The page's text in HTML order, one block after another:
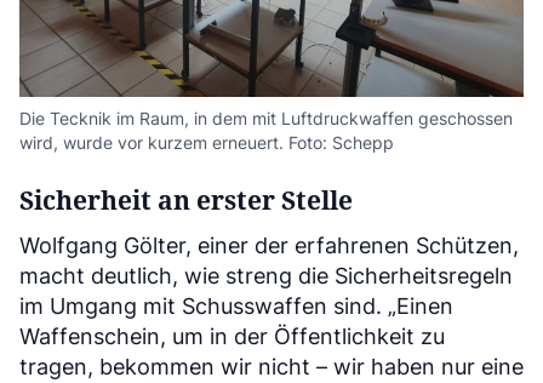
Die Tecknik im Raum, in dem mit Luftdruckwaffen geschossen
wird, wurde vor kurzem erneuert. Foto: Schepp
Sicherheit an erster Stelle
Wolfgang Gölter, einer der erfahrenen Schützen,
macht deutlich, wie streng die Sicherheitsregeln
im Umgang mit Schusswaffen sind. „Einen
Waffenschein, um in der Öffentlichkeit zu
tragen, bekommen wir nicht – wir haben nur eine